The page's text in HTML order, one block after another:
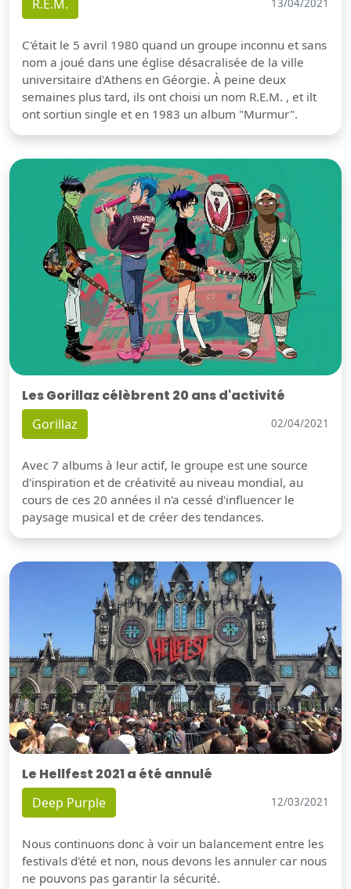
R.E.M. 13/04/2021
C'était le 5 avril 1980 quand un groupe inconnu et sans
nom a joué dans une église désacralisée de la ville
universitaire d'Athens en Géorgie. À peine deux
semaines plus tard, ils ont choisi un nom R.E.M. , et ilt
ont sortiun single et en 1983 un album "Murmur".
Les Gorillaz célèbrent 20 ans d'activité
Gorillaz 02/04/2021
Avec 7 albums à leur actif, le groupe est une source
d'inspiration et de créativité au niveau mondial, au
cours de ces 20 années il n'a cessé d'influencer le
paysage musical et de créer des tendances.
Le Hellfest 2021 a été annulé
Deep Purple 12/03/2021
Nous continuons donc à voir un balancement entre les
festivals d'été et non, nous devons les annuler car nous
ne pouvons pas garantir la sécurité.